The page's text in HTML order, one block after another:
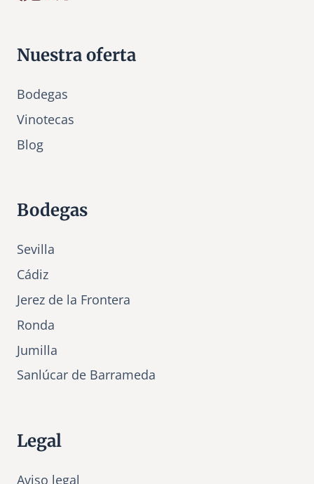
Nuestra oferta
Bodegas
Vinotecas
Blog
Bodegas
Sevilla
Cádiz
Jerez de la Frontera
Ronda
Jumilla
Sanlúcar de Barrameda
Legal
Aviso legal